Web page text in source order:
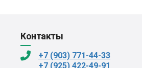
Контакты
+7 (903) 771-44-33
+7 (925) 422-49-91